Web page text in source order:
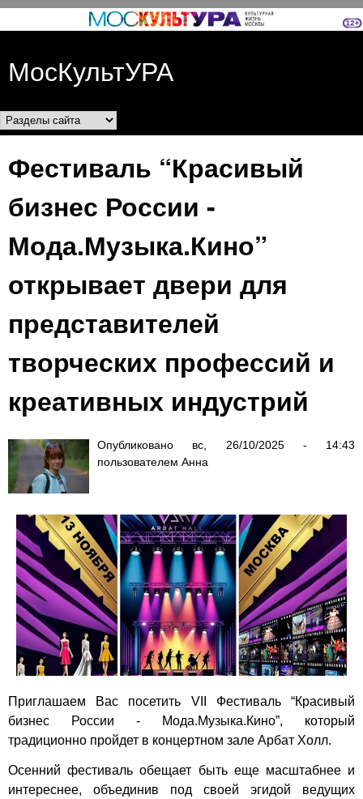
Перейти к основному
МосКультУРА
Разделы сайта
Фестиваль “Красивый
бизнес России -
Мода.Музыка.Кино”
открывает двери для
представителей
творческих профессий и
креативных индустрий
Опубликовано вс, 26/10/2025 - 14:43
пользователем Анна
Приглашаем Вас посетить VII Фестиваль “Красивый
бизнес России - Мода.Музыка.Кино”, который
традиционно пройдет в концертном зале Арбат Холл.
Осенний фестиваль обещает быть еще масштабнее и
интереснее, объединив под своей эгидой ведущих